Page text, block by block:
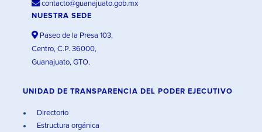
contacto@guanajuato.gob.mx
NUESTRA SEDE
Paseo de la Presa 103,
Centro, C.P. 36000,
Guanajuato, GTO.
UNIDAD DE TRANSPARENCIA DEL PODER EJECUTIVO
Directorio
Estructura orgánica